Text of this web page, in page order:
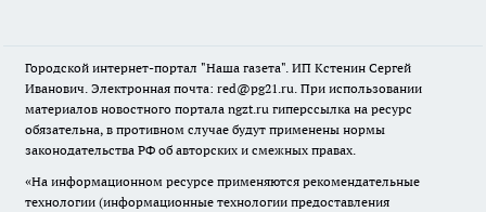
Городской интернет-портал "Наша газета". ИП Кстенин Сергей
Иванович. Электронная почта: red@pg21.ru. При использовании
материалов новостного портала ngzt.ru гиперссылка на ресурс
обязательна, в противном случае будут применены нормы
законодательства РФ об авторских и смежных правах.
«На информационном ресурсе применяются рекомендательные
технологии (информационные технологии предоставления